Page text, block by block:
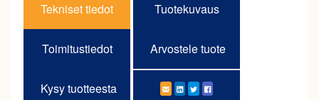
Tekniset tiedot Tuotekuvaus
Toimitustiedot Arvostele tuote
Kysy tuotteesta